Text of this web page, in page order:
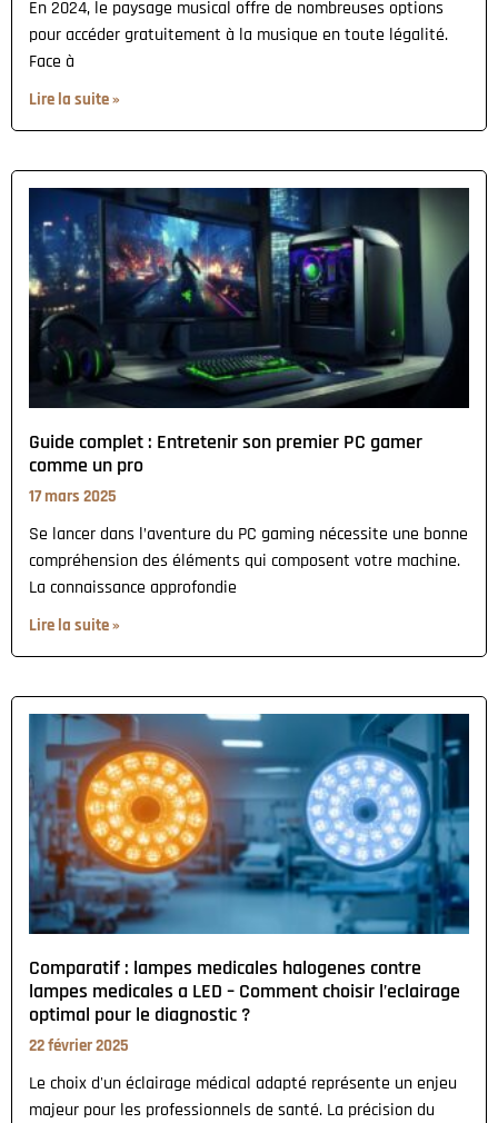
En 2024, le paysage musical offre de nombreuses options
pour accéder gratuitement à la musique en toute légalité.
Face à
Lire la suite »
Guide complet : Entretenir son premier PC gamer
comme un pro
17 mars 2025
Se lancer dans l’aventure du PC gaming nécessite une bonne
compréhension des éléments qui composent votre machine.
La connaissance approfondie
Lire la suite »
Comparatif : lampes medicales halogenes contre
lampes medicales a LED – Comment choisir l’eclairage
optimal pour le diagnostic ?
22 février 2025
Le choix d'un éclairage médical adapté représente un enjeu
majeur pour les professionnels de santé. La précision du